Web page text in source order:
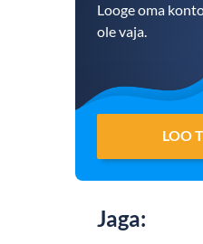
Looge oma
ole vaja.
LOO
Jaga: